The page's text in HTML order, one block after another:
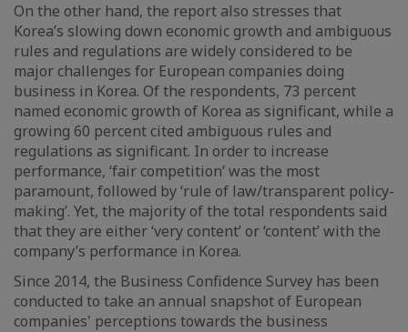
On the other hand, the report also stresses that
Korea’s slowing down economic growth and ambiguous
rules and regulations are widely considered to be
major challenges for European companies doing
business in Korea. Of the respondents, 73 percent
named economic growth of Korea as significant, while a
growing 60 percent cited ambiguous rules and
regulations as significant. In order to increase
performance, ‘fair competition’ was the most
paramount, followed by ‘rule of law/transparent policy-
making’. Yet, the majority of the total respondents said
that they are either ‘very content’ or ‘content’ with the
company’s performance in Korea.
Since 2014, the Business Confidence Survey has been
conducted to take an annual snapshot of European
companies' perceptions towards the business